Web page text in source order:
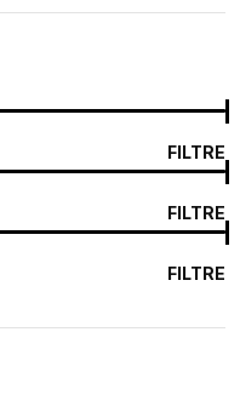
FILTRE
FILTRE
FILTRE